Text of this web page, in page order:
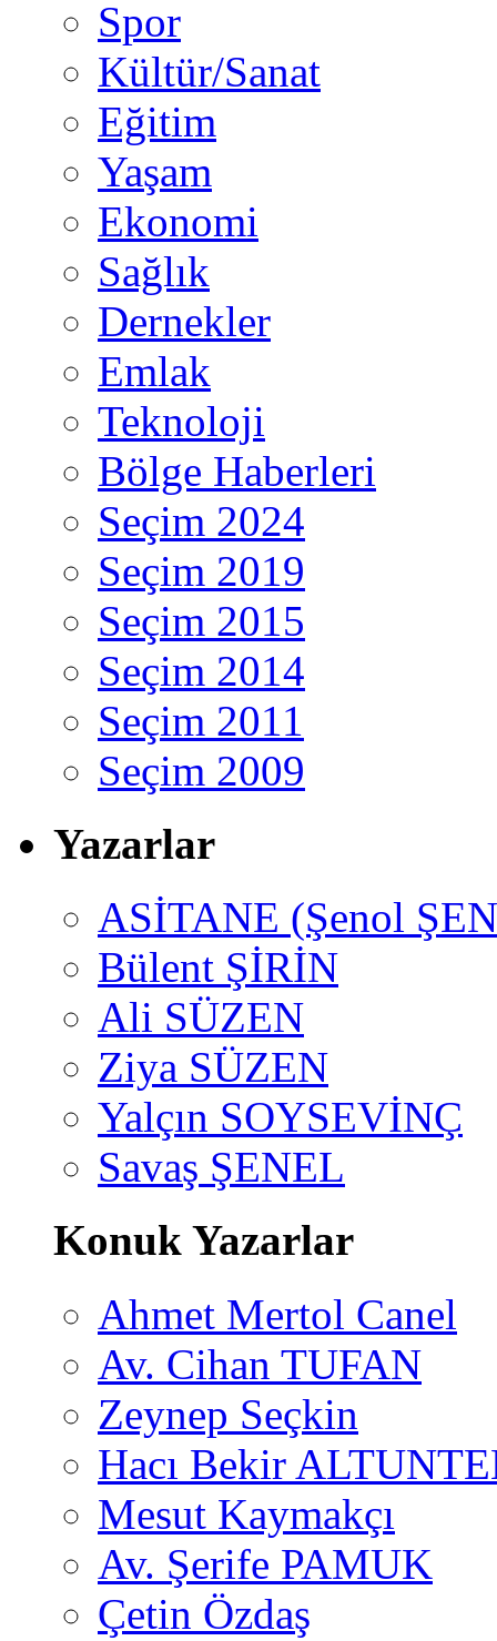
Spor
Kültür/Sanat
Eğitim
Yaşam
Ekonomi
Sağlık
Dernekler
Emlak
Teknoloji
Bölge Haberleri
Seçim 2024
Seçim 2019
Seçim 2015
Seçim 2014
Seçim 2011
Seçim 2009
Yazarlar
ASİTANE (Şenol
Bülent ŞİRİN
Ali SÜZEN
Ziya SÜZEN
Yalçın SOYSEVİNÇ
Savaş ŞENEL
Konuk Yazarlar
Ahmet Mertol Canel
Av. Cihan TUFAN
Zeynep Seçkin
Hacı Bekir
Mesut Kaymakçı
Av. Şerife PAMUK
Çetin Özdaş